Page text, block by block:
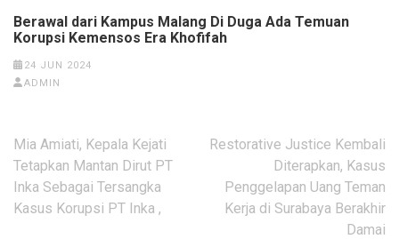
Berawal dari Kampus Malang Di Duga Ada Temuan
Korupsi Kemensos Era Khofifah
24 JUN 2024
ADMIN
Navigasi
pos
Mia Amiati, Kepala Kejati
Tetapkan Mantan Dirut PT
Inka Sebagai Tersangka
Kasus Korupsi PT Inka ,
Restorative Justice Kembali
Diterapkan, Kasus
Penggelapan Uang Teman
Kerja di Surabaya Berakhir
Damai